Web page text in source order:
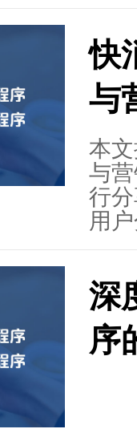
个
通
入
提
望
快
与
本
与
行
用
等
小
总
深
序